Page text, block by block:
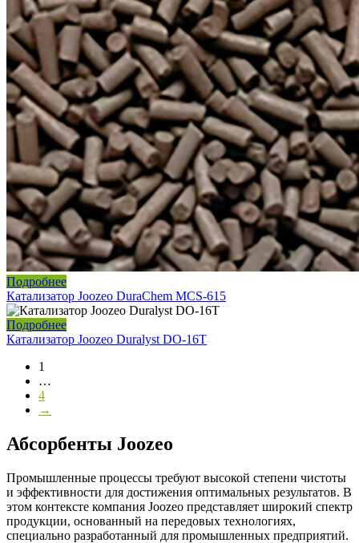
Подробнее
Катализатор Joozeo DuraChem MCS-615
Подробнее
Катализатор Joozeo Duralyst DO-16T
1
…
4
→
Абсорбенты Joozeo
Промышленные процессы требуют высокой степени чистоты
и эффективности для достижения оптимальных результатов. В
этом контексте компания Joozeo представляет широкий спектр
продукции, основанный на передовых технологиях,
специально разработанный для промышленных предприятий.